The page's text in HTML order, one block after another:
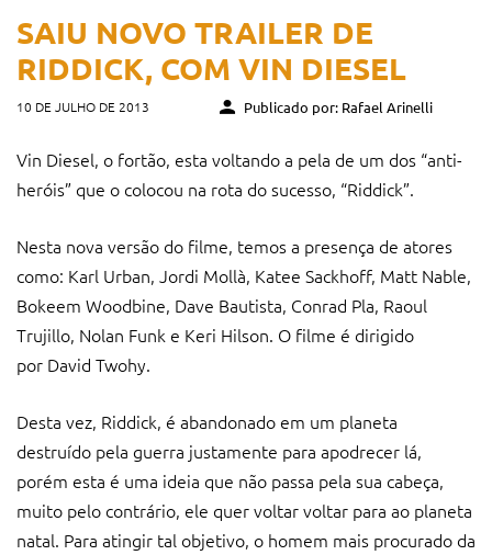
SAIU NOVO TRAILER DE
RIDDICK, COM VIN DIESEL
10 DE JULHO DE 2013 Publicado por: Rafael Arinelli
Vin Diesel, o fortão, esta voltando a pela de um dos “anti-
heróis” que o colocou na rota do sucesso, “Riddick”.
Nesta nova versão do filme, temos a presença de atores
como: Karl Urban, Jordi Mollà, Katee Sackhoff, Matt Nable,
Bokeem Woodbine, Dave Bautista, Conrad Pla, Raoul
Trujillo, Nolan Funk e Keri Hilson. O filme é dirigido
por David Twohy.
Desta vez, Riddick, é abandonado em um planeta
destruído pela guerra justamente para apodrecer lá,
porém esta é uma ideia que não passa pela sua cabeça,
muito pelo contrário, ele quer voltar voltar para ao planeta
natal. Para atingir tal objetivo, o homem mais procurado da